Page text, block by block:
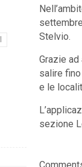
Stelvio.
Grazie
salire
e le
sezione